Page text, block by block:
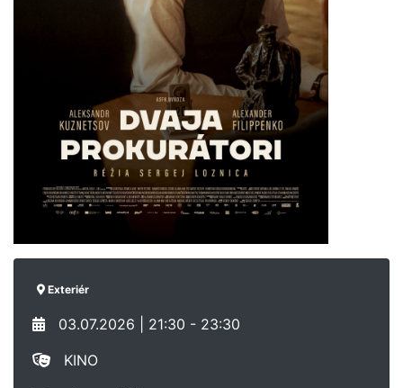
Exteriér
03.07.2026 | 21:30 - 23:30
KINO